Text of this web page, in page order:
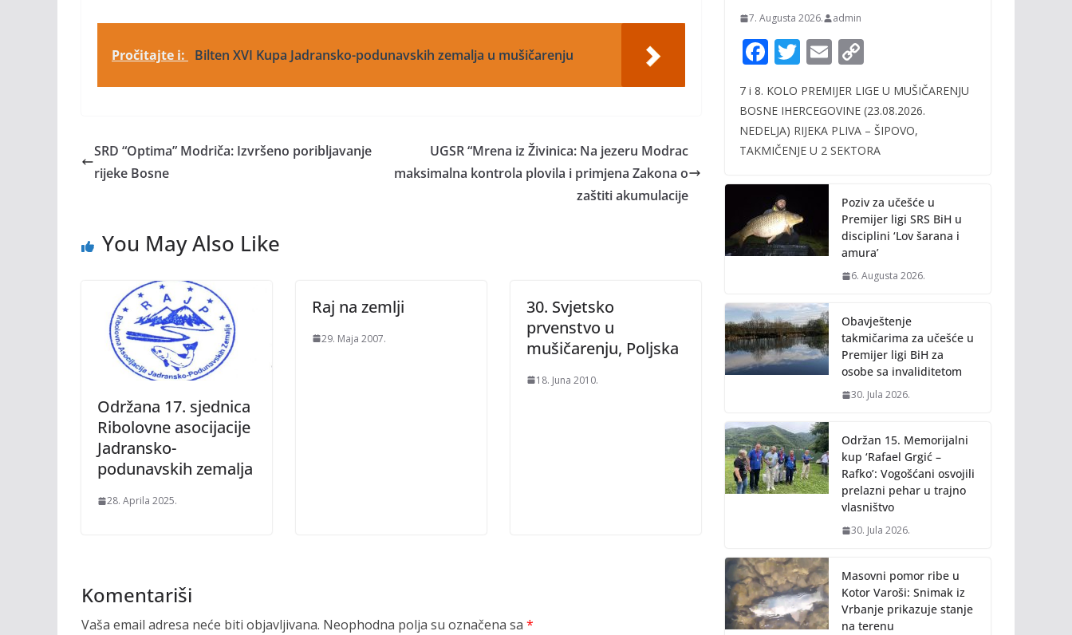
Pročitajte i: Bilten XVI Kupa Jadransko-podunavskih zemalja u mušičarenju
SRD “Optima” Modriča: Izvršeno poribljavanje
rijeke Bosne
UGSR “Mrena iz Živinica: Na jezeru Modrac
maksimalna kontrola plovila i primjena Zakona o
zaštiti akumulacije
You May Also Like
Održana 17. sjednica
Ribolovne asocijacije
Jadransko-
podunavskih zemalja
28. Aprila 2025.
Raj na zemlji
29. Maja 2007.
30. Svjetsko
prvenstvo u
mušičarenju, Poljska
18. Juna 2010.
Komentariši
Vaša email adresa neće biti objavljivana. Neophodna polja su označena sa *
7. Augusta 2026. admin
F
e
b
o
o
k
T
itt
er
E
ai
l
p
y
Li
k
7 i 8. KOLO PREMIJER LIGE U MUŠIČARENJU
BOSNE IHERCEGOVINE (23.08.2026.
NEDELJA) RIJEKA PLIVA – ŠIPOVO,
TAKMIČENJE U 2 SEKTORA
Poziv za učešće u
Premijer ligi SRS BiH u
disciplini ‘Lov šarana i
amura’
6. Augusta 2026.
Obavještenje
takmičarima za učešće u
Premijer ligi BiH za
osobe sa invaliditetom
30. Jula 2026.
Održan 15. Memorijalni
kup ‘Rafael Grgić –
Rafko’: Vogošćani osvojili
prelazni pehar u trajno
vlasništvo
30. Jula 2026.
Masovni pomor ribe u
Kotor Varoši: Snimak iz
Vrbanje prikazuje stanje
na terenu